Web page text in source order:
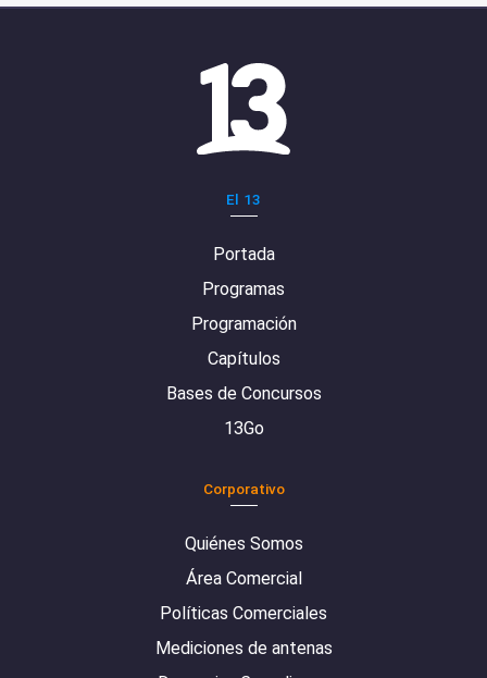
El 13
Portada
Programas
Programación
Capítulos
Bases de Concursos
13Go
Corporativo
Quiénes Somos
Área Comercial
Políticas Comerciales
Mediciones de antenas